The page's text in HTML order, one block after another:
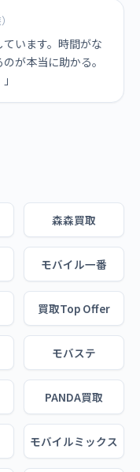
ています。時間がな
が本当に助かる。
森森買取
モバイル一番
買取Top Offer
モバステ
PANDA買取
モバイルミックス